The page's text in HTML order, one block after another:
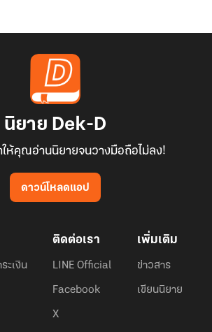
นิยาย Dek-D
ห้คุณอ่านนิยายจนวางมือถือไม่ลง!
ดาวน์โหลดแอป
ะเงิน
ติดต่อเรา
LINE Official
Facebook
X
เพิ่มเติม
ข่าวสาร
เขียนนิยาย